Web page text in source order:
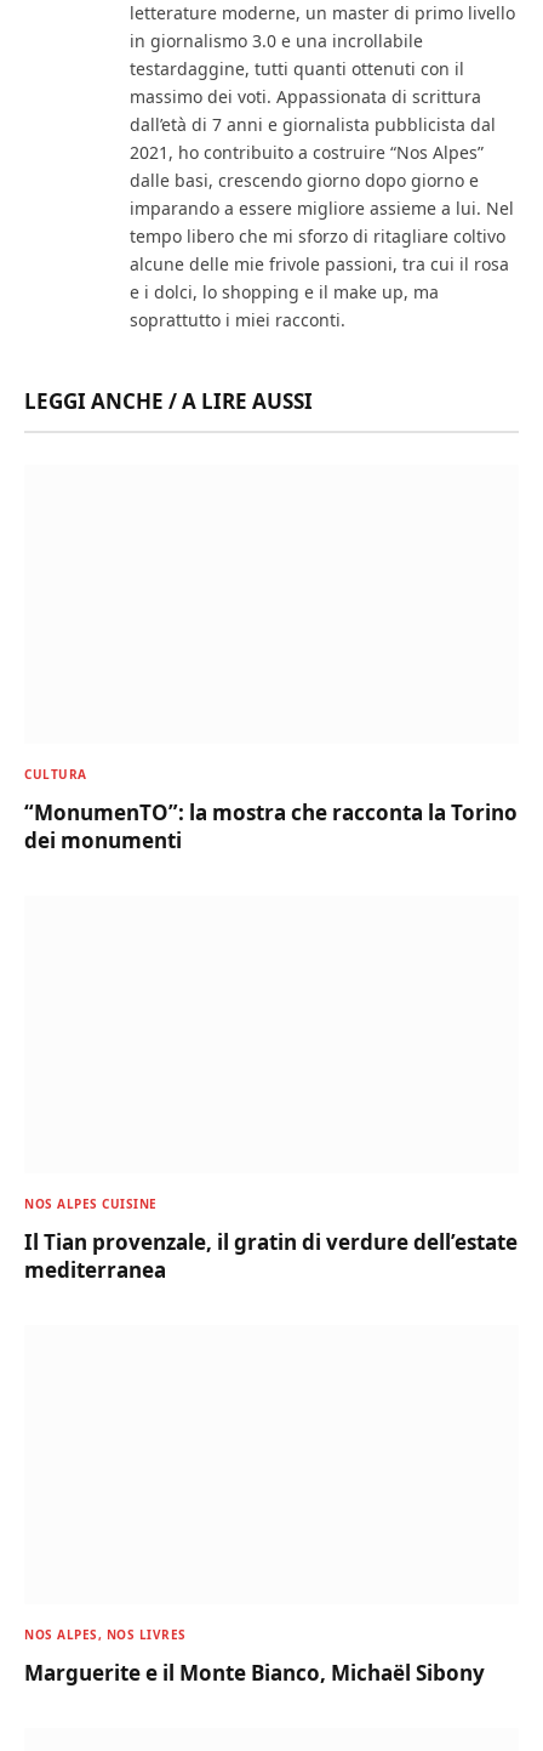
letterature moderne, un master di primo livello
in giornalismo 3.0 e una incrollabile
testardaggine, tutti quanti ottenuti con il
massimo dei voti. Appassionata di scrittura
dall’età di 7 anni e giornalista pubblicista dal
2021, ho contribuito a costruire “Nos Alpes”
dalle basi, crescendo giorno dopo giorno e
imparando a essere migliore assieme a lui. Nel
tempo libero che mi sforzo di ritagliare coltivo
alcune delle mie frivole passioni, tra cui il rosa
e i dolci, lo shopping e il make up, ma
soprattutto i miei racconti.
LEGGI ANCHE / A LIRE AUSSI
CULTURA
“MonumenTO”: la mostra che racconta la Torino
dei monumenti
NOS ALPES CUISINE
Il Tian provenzale, il gratin di verdure dell’estate
mediterranea
NOS ALPES, NOS LIVRES
Marguerite e il Monte Bianco, Michaël Sibony